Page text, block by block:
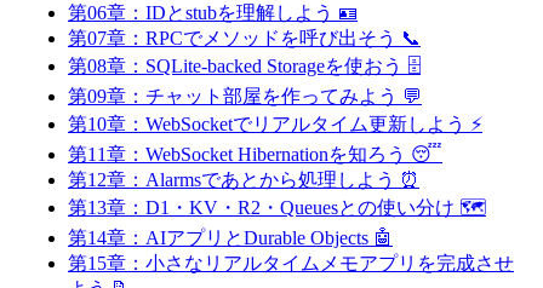
第06章：IDとstubを理解しよう 🪪
第07章：RPCでメソッドを呼び出そう 📞
第08章：SQLite-backed Storageを使おう 🗄️
第09章：チャット部屋を作ってみよう 💬
第10章：WebSocketでリアルタイム更新しよう ⚡
第11章：WebSocket Hibernationを知ろう 😴
第12章：Alarmsであとから処理しよう ⏰
第13章：D1・KV・R2・Queuesとの使い分け 🗺️
第14章：AIアプリとDurable Objects 🤖
第15章：小さなリアルタイムメモアプリを完成させ